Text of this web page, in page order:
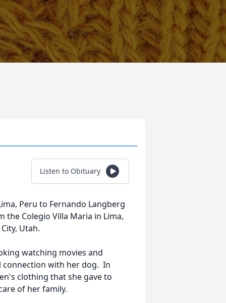
Listen to Obituary
Peru to Fernando Langberg
the Colegio Villa Maria in Lima,
Utah.
watching movies and
connection with her dog. In
clothing that she gave to
of her family.